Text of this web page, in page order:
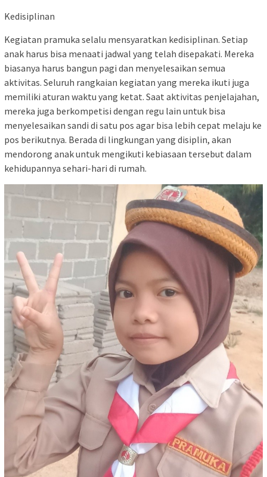
Kedisiplinan
Kegiatan pramuka selalu mensyaratkan kedisiplinan. Setiap
anak harus bisa menaati jadwal yang telah disepakati. Mereka
biasanya harus bangun pagi dan menyelesaikan semua
aktivitas. Seluruh rangkaian kegiatan yang mereka ikuti juga
memiliki aturan waktu yang ketat. Saat aktivitas penjelajahan,
mereka juga berkompetisi dengan regu lain untuk bisa
menyelesaikan sandi di satu pos agar bisa lebih cepat melaju ke
pos berikutnya. Berada di lingkungan yang disiplin, akan
mendorong anak untuk mengikuti kebiasaan tersebut dalam
kehidupannya sehari-hari di rumah.